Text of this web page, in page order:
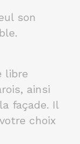
son
libre
ainsi
façade. Il
choix